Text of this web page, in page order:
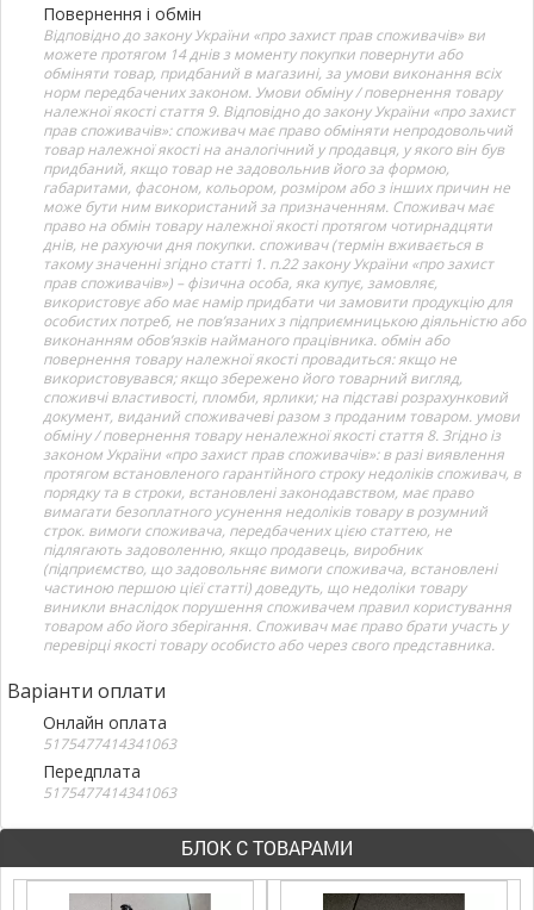
Повернення і обмін
Відповідно до закону України «про захист прав споживачів» ви
можете протягом 14 днів з моменту покупки повернути або
обміняти товар, придбаний в магазині, за умови виконання всіх
норм передбачених законом. Умови обміну / повернення товару
належної якості стаття 9. Відповідно до закону України «про захист
прав споживачів»: споживач має право обміняти непродовольчий
товар належної якості на аналогічний у продавця, у якого він був
придбаний, якщо товар не задовольнив його за формою,
габаритами, фасоном, кольором, розміром або з інших причин не
може бути ним використаний за призначенням. Споживач має
право на обмін товару належної якості протягом чотирнадцяти
днів, не рахуючи дня покупки. споживач (термін вживається в
такому значенні згідно статті 1. п.22 закону України «про захист
прав споживачів») – фізична особа, яка купує, замовляє,
використовує або має намір придбати чи замовити продукцію для
особистих потреб, не пов’язаних з підприємницькою діяльністю або
виконанням обов’язків найманого працівника. обмін або
повернення товару належної якості провадиться: якщо не
використовувався; якщо збережено його товарний вигляд,
споживчі властивості, пломби, ярлики; на підставі розрахунковий
документ, виданий споживачеві разом з проданим товаром. умови
обміну / повернення товару неналежної якості стаття 8. Згідно із
законом України «про захист прав споживачів»: в разі виявлення
протягом встановленого гарантійного строку недоліків споживач, в
порядку та в строки, встановлені законодавством, має право
вимагати безоплатного усунення недоліків товару в розумний
строк. вимоги споживача, передбачених цією статтею, не
підлягають задоволенню, якщо продавець, виробник
(підприємство, що задовольняє вимоги споживача, встановлені
частиною першою цієї статті) доведуть, що недоліки товару
виникли внаслідок порушення споживачем правил користування
товаром або його зберігання. Споживач має право брати участь у
перевірці якості товару особисто або через свого представника.
Варіанти оплати
Онлайн оплата
5175477414341063
Передплата
5175477414341063
БЛОК С ТОВАРАМИ